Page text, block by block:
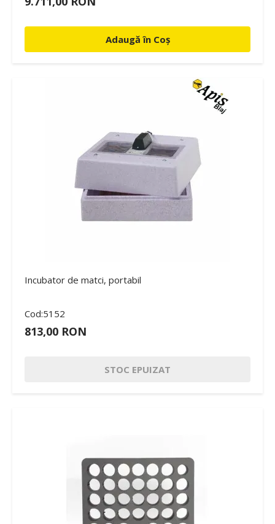
Adaugă în Coș
Incubator de matci, portabil
Cod:5152
813,00 RON
STOC EPUIZAT